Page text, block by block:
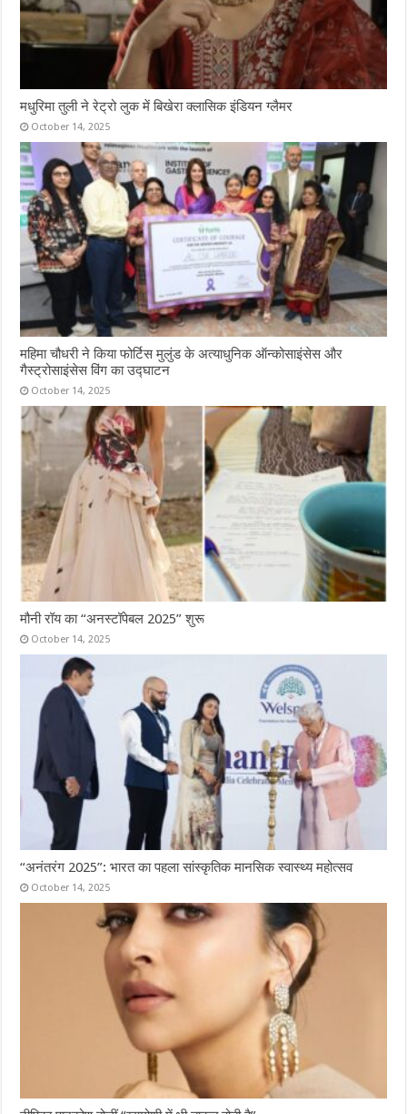
मधुरिमा तुली ने रेट्रो लुक में बिखेरा क्लासिक इंडियन ग्लैमर
October 14, 2025
महिमा चौधरी ने किया फोर्टिस मुलुंड के अत्याधुनिक ऑन्कोसाइंसेस और
गैस्ट्रोसाइंसेस विंग का उद्घाटन
October 14, 2025
मौनी रॉय का “अनस्टॉपेबल 2025” शुरू
October 14, 2025
“अनंतरंग 2025”: भारत का पहला सांस्कृतिक मानसिक स्वास्थ्य महोत्सव
October 14, 2025